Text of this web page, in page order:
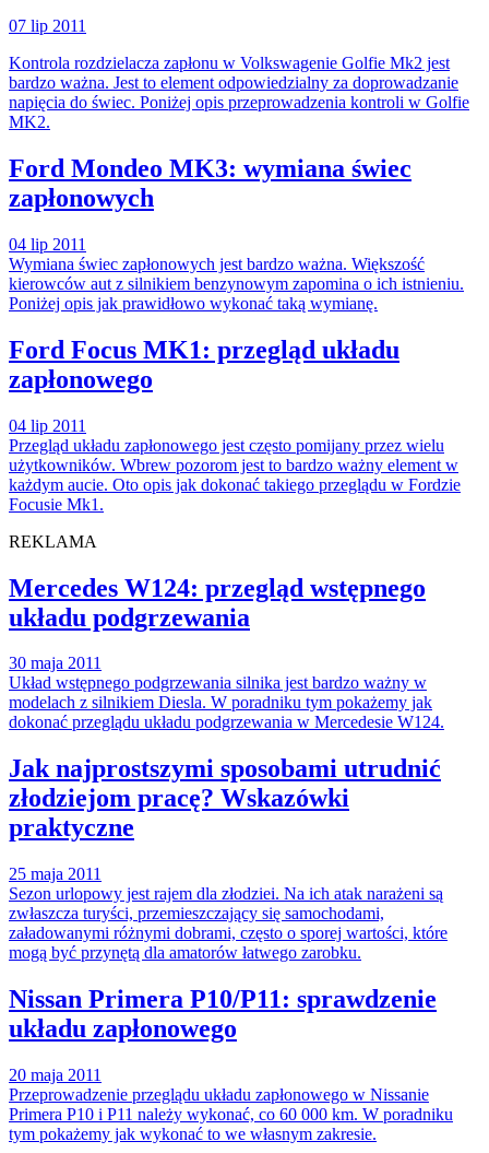
07 lip 2011
Kontrola rozdzielacza zapłonu w Volkswagenie Golfie Mk2 jest
bardzo ważna. Jest to element odpowiedzialny za doprowadzanie
napięcia do świec. Poniżej opis przeprowadzenia kontroli w Golfie
MK2.
Ford Mondeo MK3: wymiana świec
zapłonowych
04 lip 2011
Wymiana świec zapłonowych jest bardzo ważna. Większość
kierowców aut z silnikiem benzynowym zapomina o ich istnieniu.
Poniżej opis jak prawidłowo wykonać taką wymianę.
Ford Focus MK1: przegląd układu
zapłonowego
04 lip 2011
Przegląd układu zapłonowego jest często pomijany przez wielu
użytkowników. Wbrew pozorom jest to bardzo ważny element w
każdym aucie. Oto opis jak dokonać takiego przeglądu w Fordzie
Focusie Mk1.
REKLAMA
Mercedes W124: przegląd wstępnego
układu podgrzewania
30 maja 2011
Układ wstępnego podgrzewania silnika jest bardzo ważny w
modelach z silnikiem Diesla. W poradniku tym pokażemy jak
dokonać przeglądu układu podgrzewania w Mercedesie W124.
Jak najprostszymi sposobami utrudnić
złodziejom pracę? Wskazówki
praktyczne
25 maja 2011
Sezon urlopowy jest rajem dla złodziei. Na ich atak narażeni są
zwłaszcza turyści, przemieszczający się samochodami,
załadowanymi różnymi dobrami, często o sporej wartości, które
mogą być przynętą dla amatorów łatwego zarobku.
Nissan Primera P10/P11: sprawdzenie
układu zapłonowego
20 maja 2011
Przeprowadzenie przeglądu układu zapłonowego w Nissanie
Primera P10 i P11 należy wykonać, co 60 000 km. W poradniku
tym pokażemy jak wykonać to we własnym zakresie.